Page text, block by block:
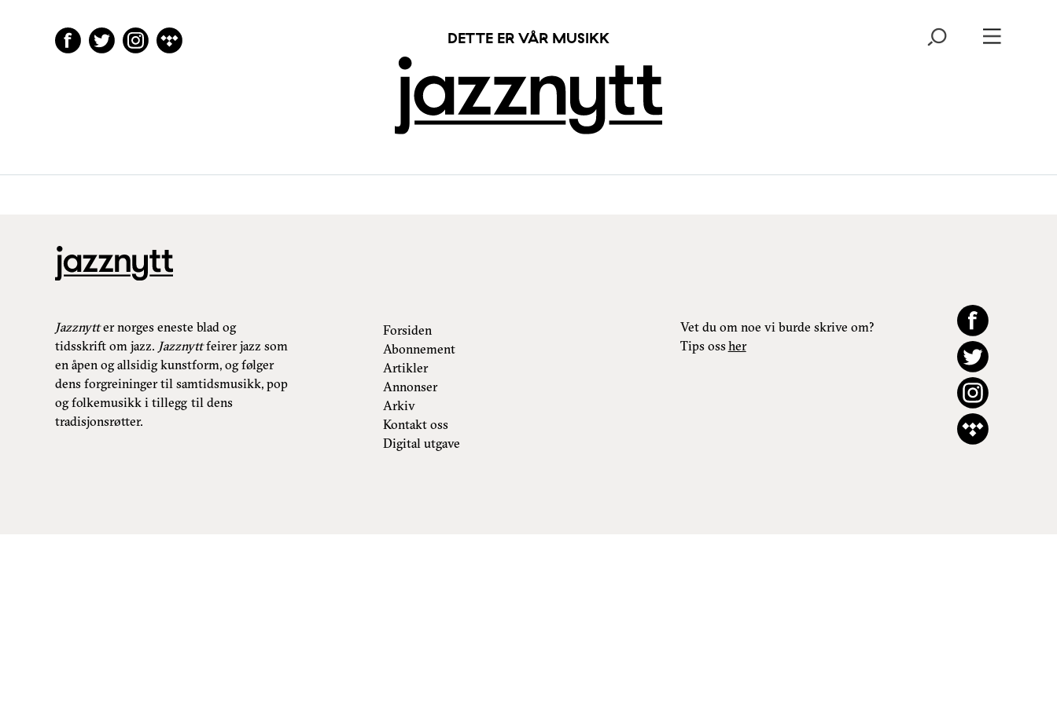
DETTE ER VÅR MUSIKK
Jazznytter norges eneste blad og
tidsskrift om jazz. Jazznyttfeirer jazz som
en åpen og allsidig kunstform, og følger
dens forgreininger til samtidsmusikk, pop
og folkemusikk i tillegg til dens
tradisjonsrøtter.
Forsiden
Abonnement
Artikler
Annonser
Arkiv
Kontakt oss
Digital utgave
Vet du om noe vi burde skrive om?
Tips ossher